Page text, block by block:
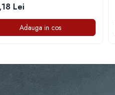
Lei
Adauga in cos